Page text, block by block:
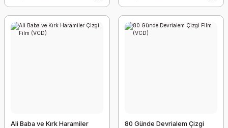
Ali Baba ve Kırk Haramiler
80 Günde Devrialem Çizgi